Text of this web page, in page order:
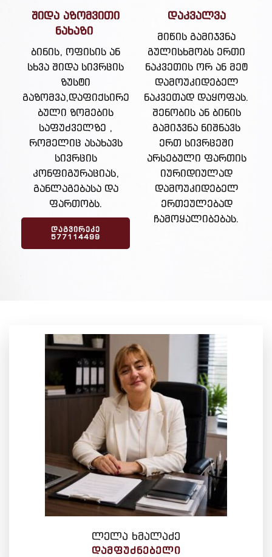
შიდა აზომვითი
ნახაზი
ბინის, ოფისის ან
სხვა შიდა სივრცის
ზუსტი
გაზომვა,დაფიქსირე
ბული ზომების
საფუძველზე ,
რომელიც ასახავს
სივრცის
კონფიგურაციას,
განლაგებასა და
ფართობს.
ᲓᲐᲒᲕᲘᲠᲔᲙᲔ
577114499
დაკვალვა
მიწის გამიჯვნა
გულისხმობს ერთი
ნაკვეთის ორ ან მეტ
დამოუკიდებელ
ნაკვეთად დაყოფას.
შენობის ან ბინის
გამიჯვნა ნიშნავს
ერთ სივრცეში
არსებული ფართის
იურიდიულად
დამოუკიდებელ
ერთეულებად
ჩამოყალიბებას.
ლელა ხმალაძე
ᲓᲐᲛᲤᲣᲫᲜᲔᲑᲔᲚᲘ